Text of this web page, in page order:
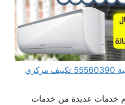
فني تكييف وتبريد الرميثية 55560390 تكييف مركزي
خدمات عديدة من خدمات